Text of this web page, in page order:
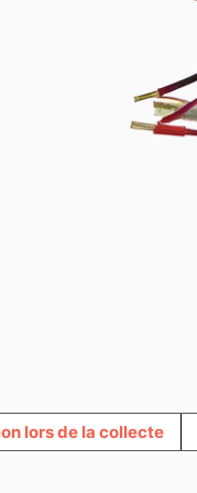
lors de la collecte